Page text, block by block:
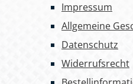
Impressum
Allgemeine
Datenschutz
Widerrufsrecht